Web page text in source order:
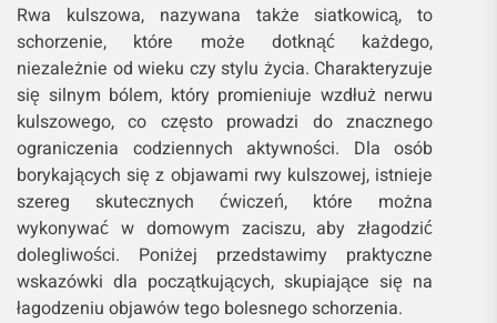
Rwa kulszowa, nazywana także siatkowicą, to
schorzenie, które może dotknąć każdego,
niezależnie od wieku czy stylu życia. Charakteryzuje
się silnym bólem, który promieniuje wzdłuż nerwu
kulszowego, co często prowadzi do znacznego
ograniczenia codziennych aktywności. Dla osób
borykających się z objawami rwy kulszowej, istnieje
szereg skutecznych ćwiczeń, które można
wykonywać w domowym zaciszu, aby złagodzić
dolegliwości. Poniżej przedstawimy praktyczne
wskazówki dla początkujących, skupiające się na
łagodzeniu objawów tego bolesnego schorzenia.